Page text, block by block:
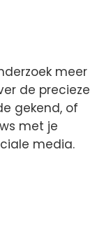
meer
de precieze
gekend, of
met je
media.